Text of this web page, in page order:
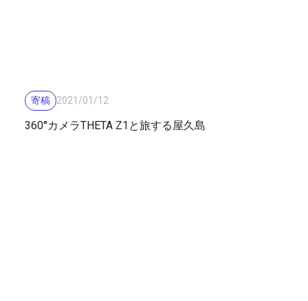
寄稿 2021 /01 /12
360°カメラTHETA Z1と旅する屋久島